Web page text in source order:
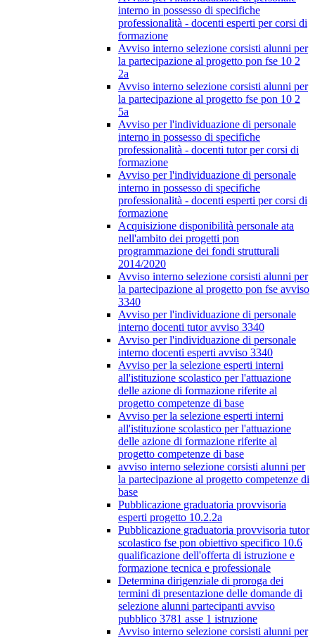
interno in possesso di specifiche
professionalità - docenti esperti per corsi di
formazione
Avviso interno selezione corsisti alunni per
la partecipazione al progetto pon fse 10 2
2a
Avviso interno selezione corsisti alunni per
la partecipazione al progetto fse pon 10 2
5a
Avviso per l'individuazione di personale
interno in possesso di specifiche
professionalità - docenti tutor per corsi di
formazione
Avviso per l'individuazione di personale
interno in possesso di specifiche
professionalità - docenti esperti per corsi di
formazione
Acquisizione disponibilità personale ata
nell'ambito dei progetti pon
programmazione dei fondi strutturali
2014/2020
Avviso interno selezione corsisti alunni per
la partecipazione al progetto pon fse avviso
3340
Avviso per l'individuazione di personale
interno docenti tutor avviso 3340
Avviso per l'individuazione di personale
interno docenti esperti avviso 3340
Avviso per la selezione esperti interni
all'istituzione scolastico per l'attuazione
delle azione di formazione riferite al
progetto competenze di base
Avviso per la selezione esperti interni
all'istituzione scolastico per l'attuazione
delle azione di formazione riferite al
progetto competenze di base
avviso interno selezione corsisti alunni per
la partecipazione al progetto competenze di
base
Pubblicazione graduatoria provvisoria
esperti progetto 10.2.2a
Pubblicazione graduatoria provvisoria tutor
scolastico fse pon obiettivo specifico 10.6
qualificazione dell'offerta di istruzione e
formazione tecnica e professionale
Determina dirigenziale di proroga dei
termini di presentazione delle domande di
selezione alunni partecipanti avviso
pubblico 3781 asse 1 istruzione
Avviso interno selezione corsisti alunni per